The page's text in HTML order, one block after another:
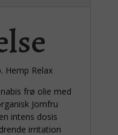
Hemp Relax
frø olie med
Jomfru
intens dosis
irritation